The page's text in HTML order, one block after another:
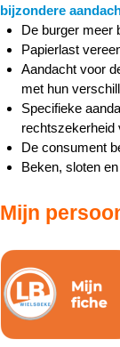
bijzondere
De burger meer
Papierlast
Aandacht voor
met hun
Specifieke
rechtszekerheid
De consument
Beken, sloten
Mijn